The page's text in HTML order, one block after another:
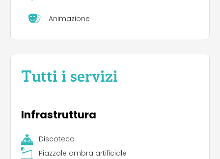
Animazione
Tutti i servizi
Infrastruttura
Discoteca
Piazzole ombra artificiale